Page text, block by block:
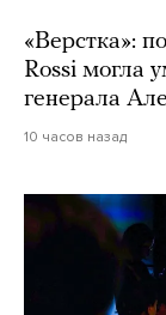
«Верстка»:
Rossi могла
генерала
10 часов назад